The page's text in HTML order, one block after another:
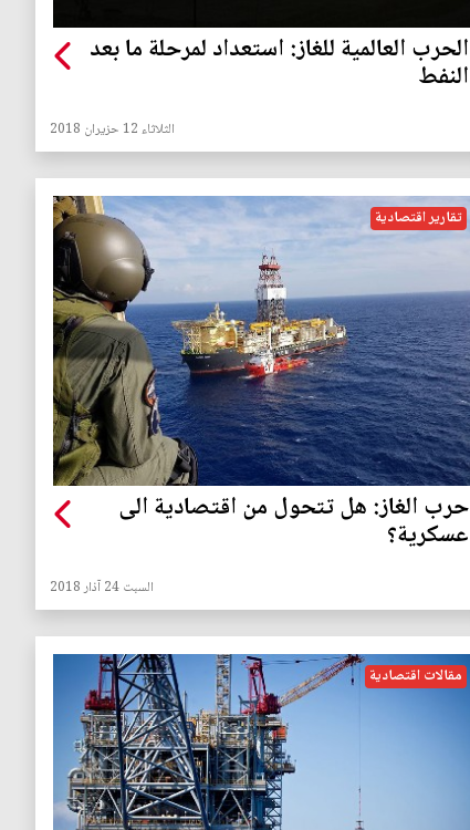
الحرب العالمية للغاز: استعداد لمرحلة ما بعد
النفط
الثلاثاء 12 حزيران 2018
تقارير اقتصادية
حرب الغاز: هل تتحول من اقتصادية الى
عسكرية؟
السبت 24 آذار 2018
مقالات اقتصادية